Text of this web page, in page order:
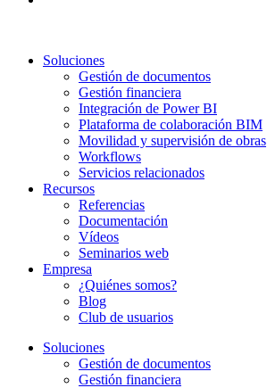
Soluciones
Gestión de documentos
Gestión financiera
Integración de Power BI
Plataforma de colaboración BIM
Movilidad y supervisión de obras
Workflows
Servicios relacionados
Recursos
Referencias
Documentación
Vídeos
Seminarios web
Empresa
¿Quiénes somos?
Blog
Club de usuarios
Soluciones
Gestión de documentos
Gestión financiera